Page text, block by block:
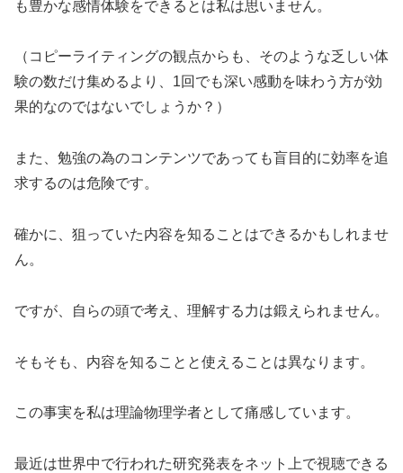
も豊かな感情体験をできるとは私は思いません。
（コピーライティングの観点からも、そのような乏しい体
験の数だけ集めるより、1回でも深い感動を味わう方が効
果的なのではないでしょうか？）
また、勉強の為のコンテンツであっても盲目的に効率を追
求するのは危険です。
確かに、狙っていた内容を知ることはできるかもしれませ
ん。
ですが、自らの頭で考え、理解する力は鍛えられません。
そもそも、内容を知ることと使えることは異なります。
この事実を私は理論物理学者として痛感しています。
最近は世界中で行われた研究発表をネット上で視聴できる